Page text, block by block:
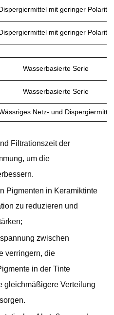
mit geringer Polarität
mit geringer Polarität
Wasserbasierte Serie
Wasserbasierte Serie
Netz- und Dispergiermittel
Filtrationszeit der
um die
Pigmenten in Keramiktinte
zu reduzieren und
zwischen
verringern, die
in der Tinte
gleichmäßigere Verteilung